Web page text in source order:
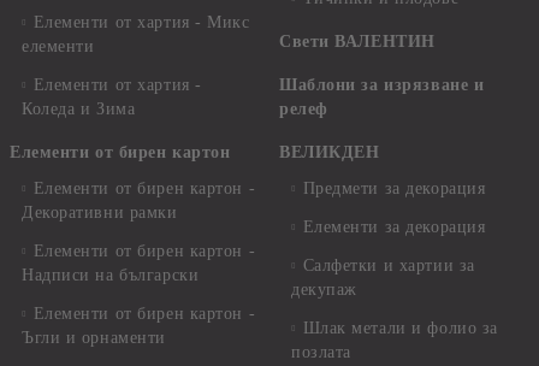
Елементи от хартия - Микс
елементи
Елементи от хартия -
Коледа и Зима
Елементи от бирен картон
Елементи от бирен картон -
Декоративни рамки
Елементи от бирен картон -
Надписи на български
Елементи от бирен картон -
Ъгли и орнаменти
Свети ВАЛЕНТИН
Шаблони за изрязване и
релеф
ВЕЛИКДЕН
Предмети за декорация
Елементи за декорация
Салфетки и хартии за
декупаж
Шлак метали и фолио за
позлата